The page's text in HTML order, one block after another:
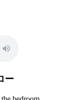
ー